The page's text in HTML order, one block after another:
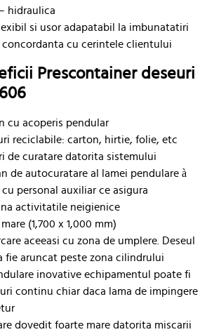
hidraulica
si usor adapatabil la imbunatatiri
cu cerintele clientului
Prescontainer deseuri
cu acoperis pendular
reciclabile: carton, hirtie, folie, etc
de curatare datorita sistemului
de autocuratare al lamei pendulare à
personal auxiliar ce asigura
activitatile neigienice
(1,700 x 1,000 mm)
aceeasi cu zona de umplere. Deseul
fie aruncat peste zona cilindrului
inovative echipamentul poate fi
continu chiar daca lama de impingere
dovedit foarte mare datorita miscarii